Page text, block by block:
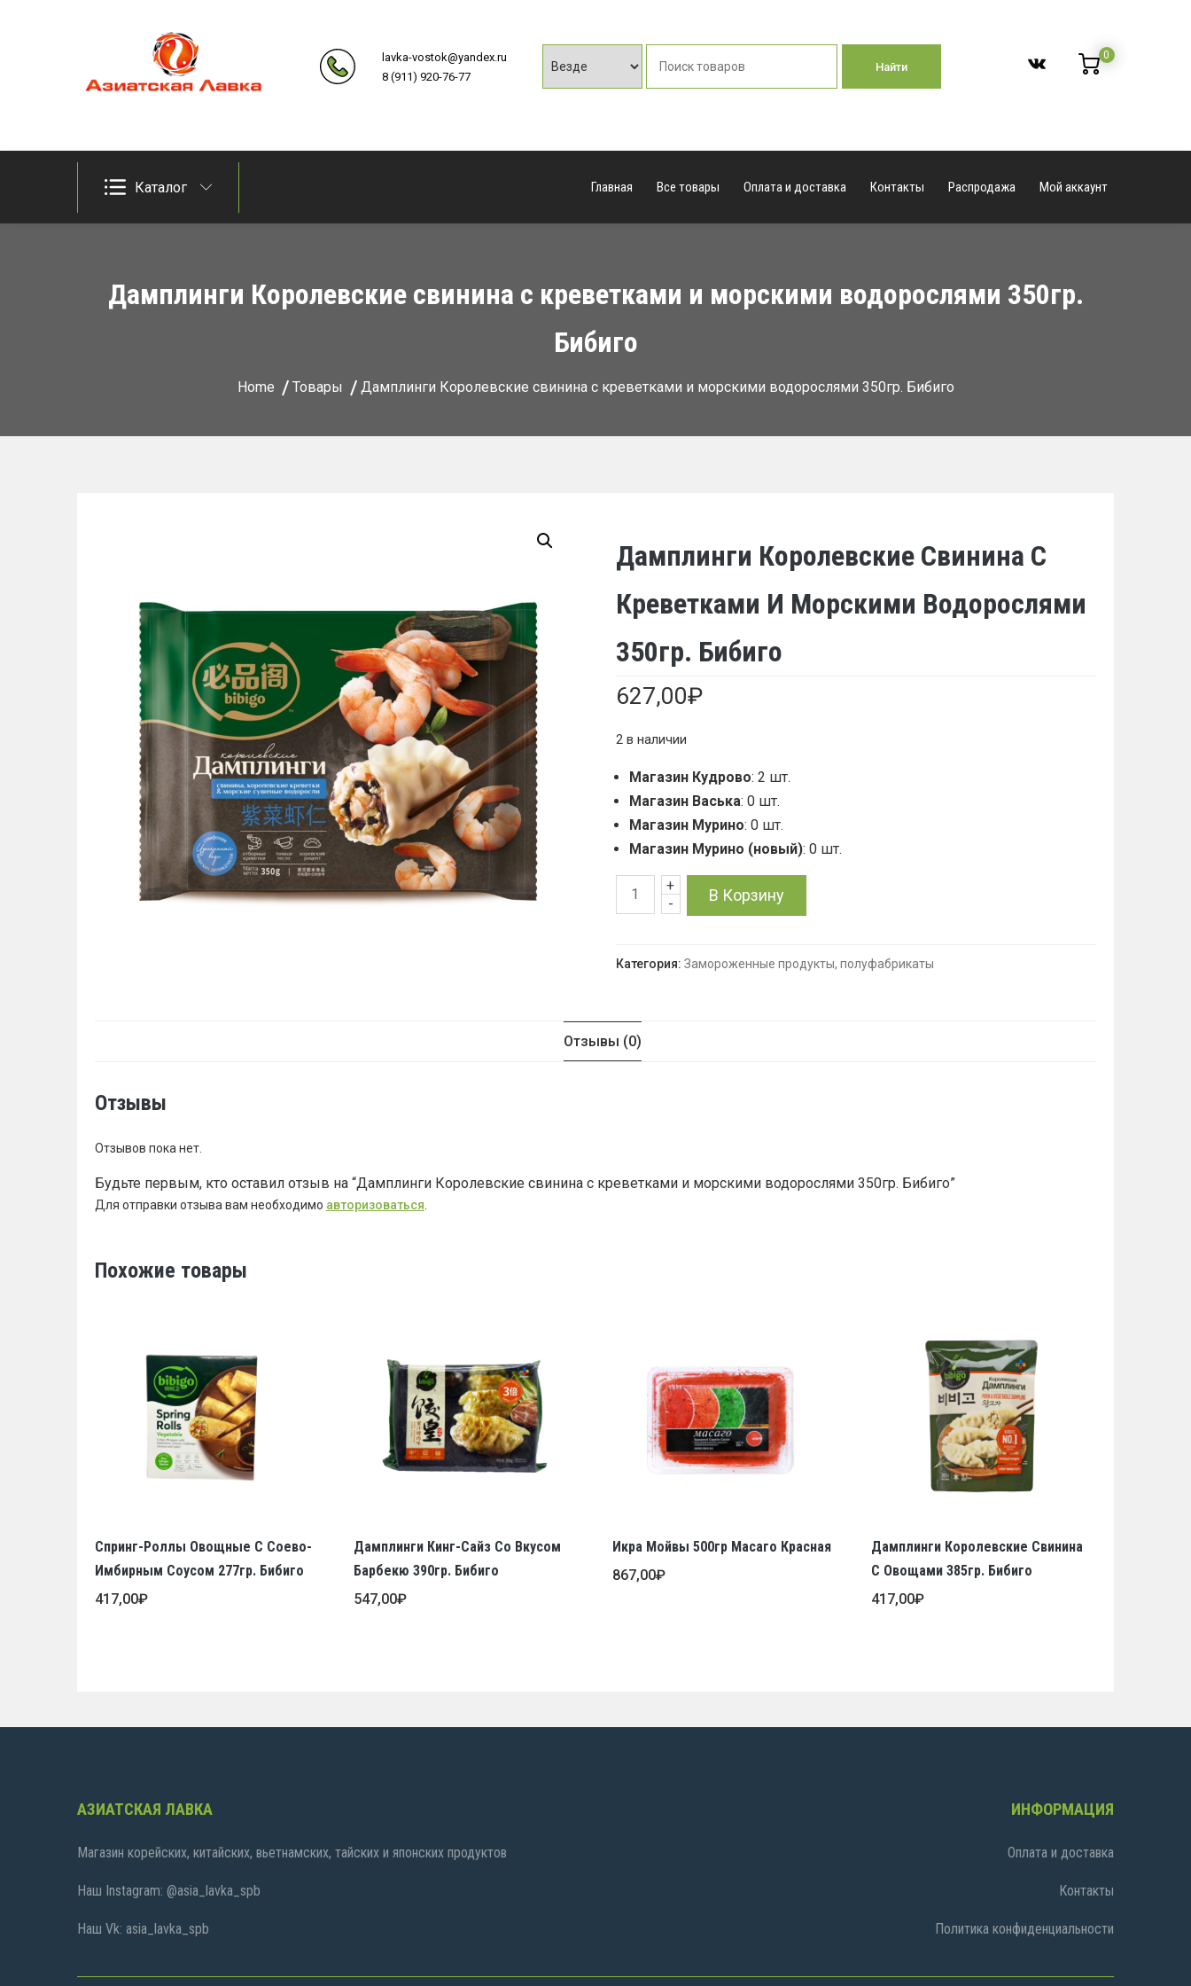
lavka-vostok@yandex.ru
8 (911) 920-76-77
Найти
0
Каталог Главная Все товары Оплата и доставка Контакты Распродажа Мой аккаунт
Дамплинги Королевские свинина с креветками и морскими водорослями 350гр.
Бибиго
Home Товары Дамплинги Королевские свинина с креветками и морскими водорослями 350гр. Бибиго
Дамплинги Королевские Свинина С
Креветками И Морскими Водорослями
350гр. Бибиго
627,00₽
2 в наличии
Магазин Кудрово: 2 шт.
Магазин Васька: 0 шт.
Магазин Мурино: 0 шт.
Магазин Мурино (новый): 0 шт.
-
Количество
Дамплинги
свинина
+
В Корзину
Категория: Замороженные продукты, полуфабрикаты
Отзывы (0)
Отзывы
Отзывов пока нет.
Будьте первым, кто оставил отзыв на “Дамплинги Королевские свинина с креветками и морскими водорослями 350гр. Бибиго”
Для отправки отзыва вам необходимо авторизоваться
Похожие товары
Спринг-Роллы Овощные С Соево-
Имбирным Соусом 277гр. Бибиго
417,00₽
Дамплинги Кинг-Сайз Со Вкусом
Барбекю 390гр. Бибиго
547,00₽
Икра Мойвы 500гр Масаго Красная
867,00₽
Дамплинги Королевские Свинина
С Овощами 385гр. Бибиго
417,00₽
АЗИАТСКАЯ ЛАВКА
Магазин корейских, китайских, вьетнамских, тайских и японских продуктов
Наш Instagram: @asia_lavka_spb
Наш Vk: asia_lavka_spb
ИНФОРМАЦИЯ
Оплата и доставка
Контакты
Политика конфиденциальности